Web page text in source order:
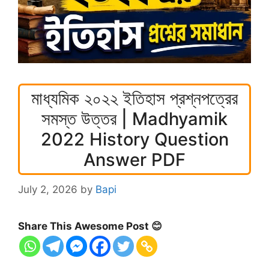
মাধ্যমিক ২০২২ ইতিহাস প্রশ্নপত্রের
সমস্ত উত্তর | Madhyamik
2022 History Question
Answer PDF
July 2, 2026 by Bapi
Share This Awesome Post 😊